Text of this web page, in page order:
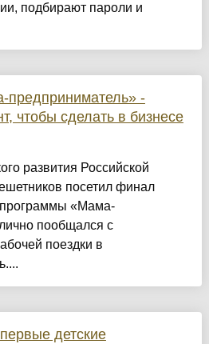
подбирают пароли и
-
чтобы сделать в бизнесе
развития Российской
посетил финал
программы «Мама-
пообщался с
поездки в
детские